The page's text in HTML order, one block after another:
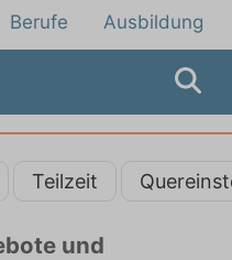
Berufe Ausbildung
Teilzeit
und